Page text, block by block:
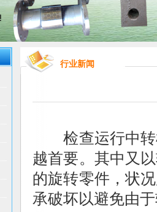
行业新闻
检查运行中转
越首要。其中又
的旋转零件，状
承破坏以避免由